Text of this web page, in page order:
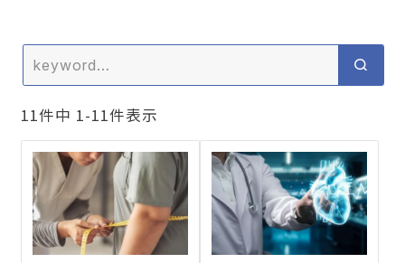
カテゴリで選ぶ
調査の種類で選ぶ
11件中 1-11件表示